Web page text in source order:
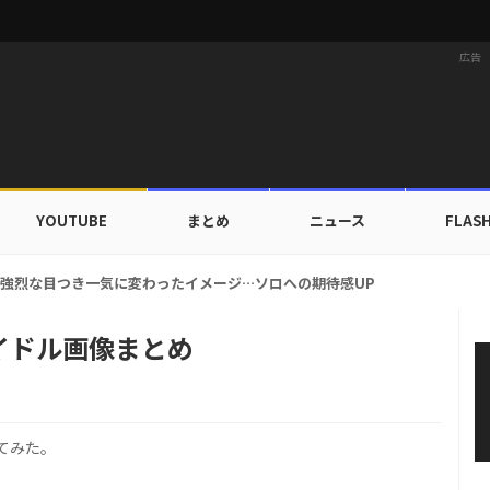
広告
YOUTUBE まとめ ニュース
テミン、ワールドツアーソウル公演のポスター公開！
ル画像まとめ
た。